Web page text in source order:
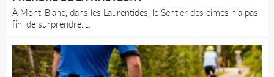
À Mont-Blanc, dans les Laurentides, le Sentier des cimes n’a pas
fini de surprendre.